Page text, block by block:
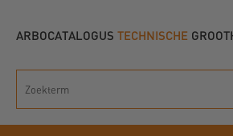
ARBOCATALOGUS TECHNISCHE